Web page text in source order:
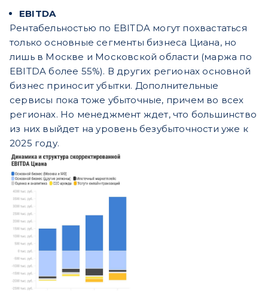
EBITDA
Рентабельностью по EBITDA могут похвастаться
только основные сегменты бизнеса Циана, но
лишь в Москве и Московской области (маржа по
EBITDA более 55%). В других регионах основной
бизнес приносит убытки. Дополнительные
сервисы пока тоже убыточные, причем во всех
регионах. Но менеджмент ждет, что большинство
из них выйдет на уровень безубыточности уже к
2025 году.